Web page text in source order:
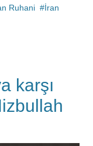
Ruhani
İran
karşı